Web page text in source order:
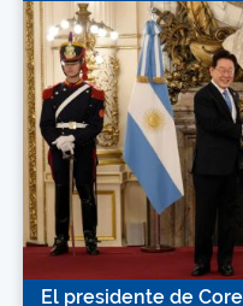
El presidente de